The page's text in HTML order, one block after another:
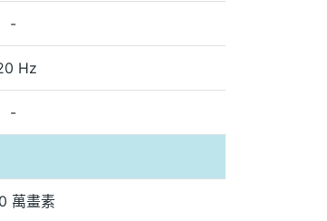
-
Hz
-
萬畫素